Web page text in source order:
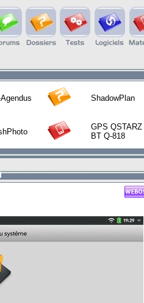
ShadowPlan
GPS QSTARZ
BT Q-818